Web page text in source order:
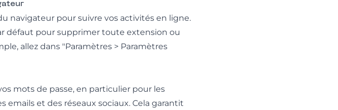
navigateur pour suivre vos activités en ligne.
défaut pour supprimer toute extension ou
allez dans "Paramètres > Paramètres
mots de passe, en particulier pour les
et des réseaux sociaux. Cela garantit